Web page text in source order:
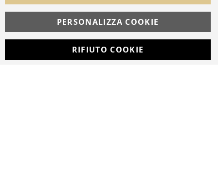
© Copyright MAV Arreda s.r.l. | P.IVA IT05919160969
Via Galileo Galilei, 14 | Milano
PERSONALIZZA COOKIE
RIFIUTO COOKIE